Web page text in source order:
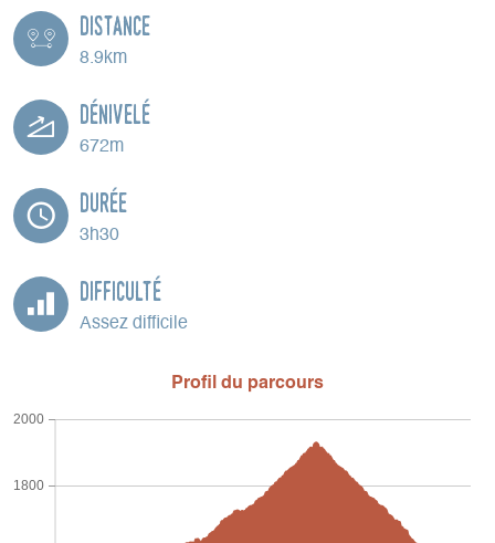
Distance
8.9km
Dénivelé
672m
Durée
3h30
Difficulté
Assez difficile
Profil du parcours
1800
2000